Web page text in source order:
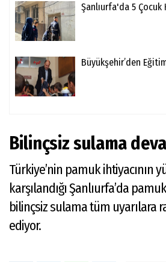
Şanlıurfa'da 5 Çocuk
Büyükşehir’den
Bilinçsiz sulama
Türkiye’nin pamuk ihtiyacının
karşılandığı Şanlıurfa’da
bilinçsiz sulama tüm uyarılara
ediyor.